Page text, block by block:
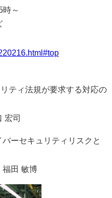
時～
ティ法規が要求する対応の
宏司
バーセキュリティリスクと
田 敏博